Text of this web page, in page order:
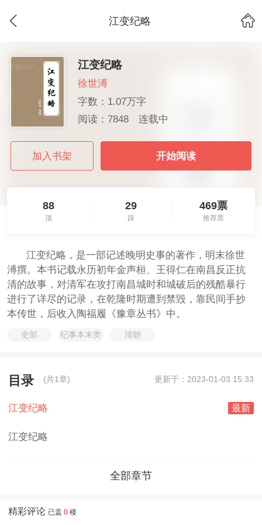
江变纪略
江变纪略
徐世溥
字数：1.07万字
阅读：7848
连载中
加入书架 开始阅读
88
顶
29
踩
469票
推荐票
江变纪略，是一部记述晚明史事的著作，明末徐世
溥撰。本书记载永历初年金声桓、王得仁在南昌反正抗
清的故事，对清军在攻打南昌城时和城破后的残酷暴行
进行了详尽的记录，在乾隆时期遭到禁毁，靠民间手抄
本传世，后收入陶福履《豫章丛书》中。
史部 纪事本末类 清朝
目录 (共1章) 更新于：2023-01-03 15:33
江变纪略 最新
江变纪略
全部章节